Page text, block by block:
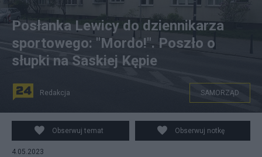
Posłanka Lewicy do dziennikarza
sportowego: "Mordo!". Poszło o
słupki na Saskiej Kępie
Redakcja SAMORZĄD
Obserwuj temat Obserwuj notkę
4.05.2023